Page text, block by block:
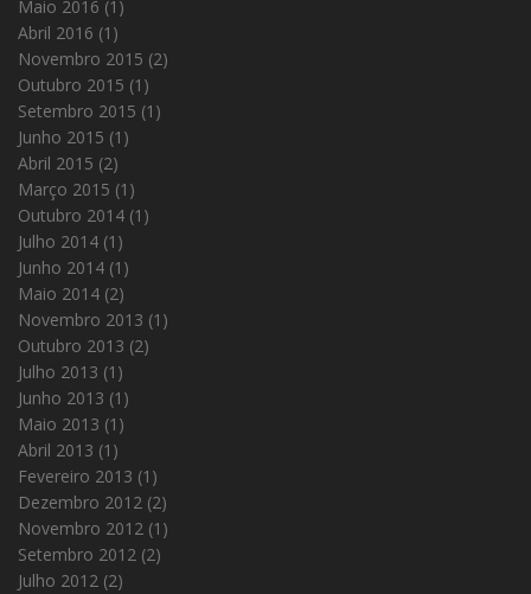
Maio 2016 (1)
Abril 2016 (1)
Novembro 2015 (2)
Outubro 2015 (1)
Setembro 2015 (1)
Junho 2015 (1)
Abril 2015 (2)
Março 2015 (1)
Outubro 2014 (1)
Julho 2014 (1)
Junho 2014 (1)
Maio 2014 (2)
Novembro 2013 (1)
Outubro 2013 (2)
Julho 2013 (1)
Junho 2013 (1)
Maio 2013 (1)
Abril 2013 (1)
Fevereiro 2013 (1)
Dezembro 2012 (2)
Novembro 2012 (1)
Setembro 2012 (2)
Julho 2012 (2)